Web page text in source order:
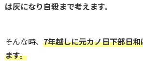
は灰になり自殺まで考えます。
そんな時、 7年越しに元カノ日下部日
ます。